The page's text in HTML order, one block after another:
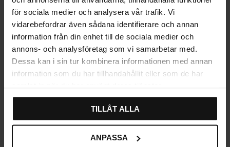
för sociala medier och analysera vår trafik. Vi
vidarebefordrar även sådana identifierare och annan
information från din enhet till de sociala medier och
annons- och analysföretag som vi samarbetar med.
Dessa kan i sin tur kombinera informationen med annan
information som du har tillhandahållit eller som de har
TILLÅT ALLA
ANPASSA
Treknott Kule Rund